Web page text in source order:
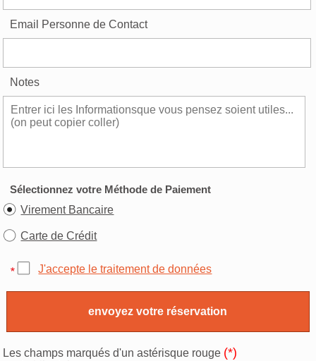
Email Personne de Contact
Notes
Sélectionnez votre Méthode de Paiement
Virement Bancaire
Carte de Crédit
J'accepte le traitement de données
Les champs marqués d'un astérisque rouge (*)